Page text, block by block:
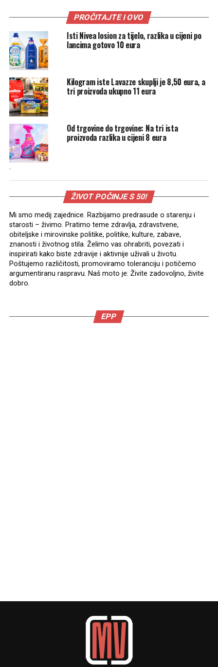
PROČITAJTE I OVO
Isti Nivea losion za tijelo, razlika u cijeni po
lancima gotovo 10 eura
Kilogram iste Lavazze skuplji je 8,50 eura, a
tri proizvoda ukupno 11 eura
Od trgovine do trgovine: Na tri ista
proizvoda razlika u cijeni 8 eura
.
ŽIVOT POČINJE S 50!
Mi smo medij zajednice. Razbijamo predrasude o starenju i
starosti – živimo. Pratimo teme zdravlja, zdravstvene,
obiteljske i mirovinske politike, politike, kulture, zabave,
znanosti i životnog stila. Želimo vas ohrabriti, povezati i
inspirirati kako biste zdravije i aktivnije uživali u životu.
Poštujemo različitosti, promoviramo toleranciju i potičemo
argumentiranu raspravu. Naš moto je: Živite zadovoljno, živite
dobro.
EPP